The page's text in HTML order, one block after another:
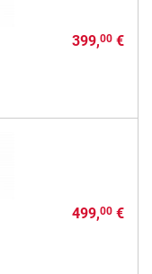
399,00€
499,00€